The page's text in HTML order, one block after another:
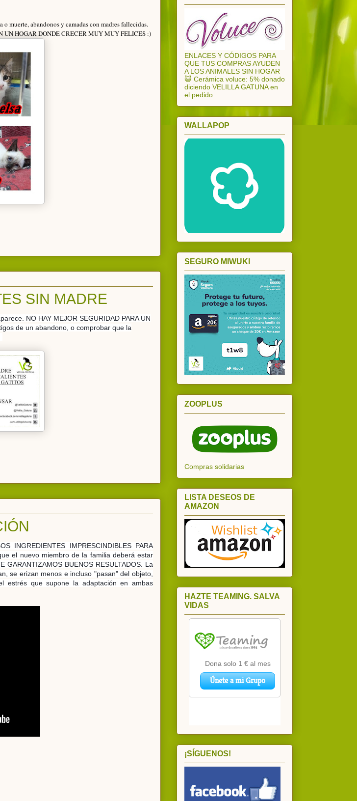
o muerte, abandonos y camadas con madres fallecidas.
UN HOGAR DONDE CRECER MUY MUY FELICES :)
SIN MADRE
NO HAY MEJOR SEGURIDAD PARA UN
de un abandono, o comprobar que la
INGREDIENTES IMPRESCINDIBLES PARA
el nuevo miembro de la familia deberá estar
BUENOS RESULTADOS. La
se erizan menos e incluso "pasan" del objeto,
estrés que supone la adaptación en ambas
ENLACES Y CÓDIGOS PARA
QUE TUS COMPRAS AYUDEN
A LOS ANIMALES SIN HOGAR
😺 Cerámica voluce: 5% donado
diciendo VELILLA GATUNA en
el pedido
WALLAPOP
SEGURO MIWUKI
ZOOPLUS
Compras solidarias
LISTA DESEOS DE
AMAZON
HAZTE TEAMING. SALVA
VIDAS
¡SÍGUENOS!